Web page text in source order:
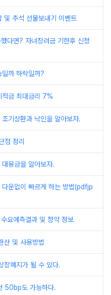
추석 선물보내기 이벤트
다면? 자녀장려금 기한후 신청
까 하락일까?
적금 최대금리 7%
기상환과 낙인을 알아보자.
점 정리
용금을 알아보자.
운없이 빠르게 하는 방법(pdfjp
요예측결과 및 청약 정보
산 및 사용방법
장폐지가 될 수 있다.
50bp도 가능하다.